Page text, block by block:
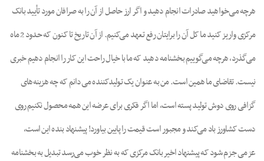
هرچه می‌خواهید صادرات انجام دهید و اگر ارز حاصل از آن را به صرافان مورد تأیید بانک
مرکزی واریز کنید ما کل آن را برایتان رفع تعهد می‌کنیم. از آن تاریخ تا کنون که حدود 2 ماه
می‌گذرد، هرچه می‌گوییم بخشنامه دهید که ما با خیال راحت این کار را انجام دهیم خبری
نیست. تقاضای ما همین است. من به عنوان یک تولیدکننده می‌دانم که چه هزینه‌های
گزافی روی دوش تولید پسته است، اما اگر فکری برای عرضه این همه محصول نکنیم روی
دست کشاورز باد می‌کند و مجبور است قیمت را پایین بیاورد! پیشنهاد بنده این است،
عزمی جزم شود که پیشنهاد اخیر بانک مرکزی که به نظر خوب می‌رسد تبدیل به بخشنامه